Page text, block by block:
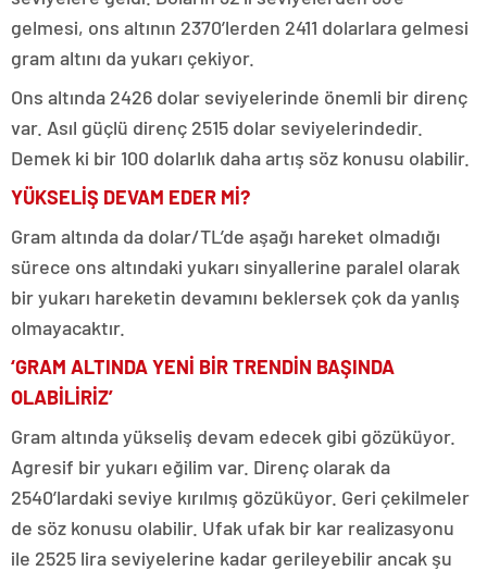
gelmesi, ons altının 2370’lerden 2411 dolarlara gelmesi
gram altını da yukarı çekiyor.
Ons altında 2426 dolar seviyelerinde önemli bir direnç
var. Asıl güçlü direnç 2515 dolar seviyelerindedir.
Demek ki bir 100 dolarlık daha artış söz konusu olabilir.
YÜKSELİŞ DEVAM EDER Mİ?
Gram altında da dolar/TL’de aşağı hareket olmadığı
sürece ons altındaki yukarı sinyallerine paralel olarak
bir yukarı hareketin devamını beklersek çok da yanlış
olmayacaktır.
‘GRAM ALTINDA YENİ BİR TRENDİN BAŞINDA
OLABİLİRİZ’
Gram altında yükseliş devam edecek gibi gözüküyor.
Agresif bir yukarı eğilim var. Direnç olarak da
2540’lardaki seviye kırılmış gözüküyor. Geri çekilmeler
de söz konusu olabilir. Ufak ufak bir kar realizasyonu
ile 2525 lira seviyelerine kadar gerileyebilir ancak şu